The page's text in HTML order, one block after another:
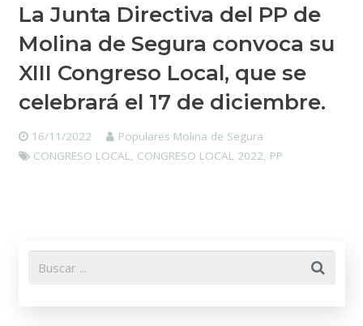
La Junta Directiva del PP de
Molina de Segura convoca su
XIII Congreso Local, que se
celebrará el 17 de diciembre.
16/11/2022
Populares Molina de Segura
CONGRESO LOCAL, CONGRESO LOCAL 2022, PP